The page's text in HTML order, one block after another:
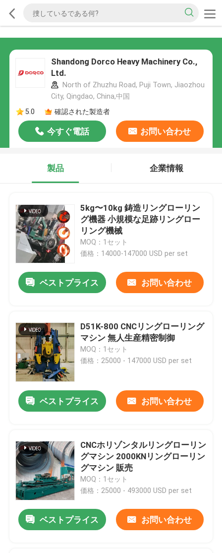
Shandong Dorco Heavy Machinery Co.,
Ltd.
North of Zhuzhu Road, Puji Town, Jiaozhou
City, Qingdao, China,中国
5.0
確認された製造者
今すぐ電話 お問い合わせ
製品 企業情報
5kg〜10kg 鋳造リングローリン
グ機器 小規模な足跡リングロー
リング機械
MOQ：1セット
価格：14000-147000 USD per set
ベストプライス お問い合わせ
D51K-800 CNCリングローリング
マシン 無人生産精密制御
MOQ：1セット
価格：25000 - 147000 USD per set
ベストプライス お問い合わせ
CNCホリゾンタルリングローリン
グマシン 2000KNリングローリン
グマシン 販売
MOQ：1セット
価格：25000 - 493000 USD per set
ベストプライス お問い合わせ